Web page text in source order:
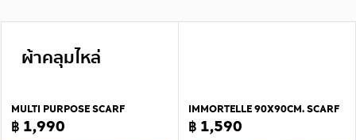
ผ้าคลุมไหล่
MULTI PURPOSE SCARF
฿ 1,990
IMMORTELLE 90X90CM. SCARF
฿ 1,590